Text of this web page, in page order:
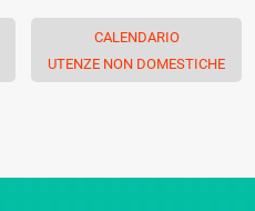
CALENDARIO
UTENZE NON DOMESTICHE